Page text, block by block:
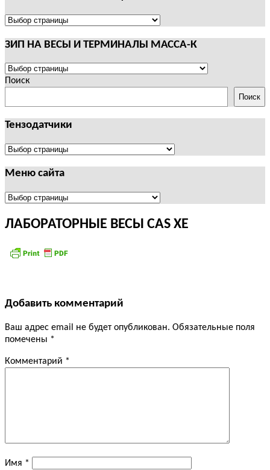
ТЕРМИНАЛЫ
ПОЛЕЗНАЯ
ЗИП НА ВЕСЫ И ТЕРМИНАЛЫ МАССА-К
ЗИП
НА
И
ТЕРМИНАЛЫ
МАССА-
Поиск
Поиск
Тензодатчики
Тензодатчики
Меню сайта
Меню
ЛАБОРАТОРНЫЕ ВЕСЫ CAS XE
Добавить комментарий
Ваш адрес email не будет опубликован. Обязательные поля
помечены *
Комментарий *
Имя *